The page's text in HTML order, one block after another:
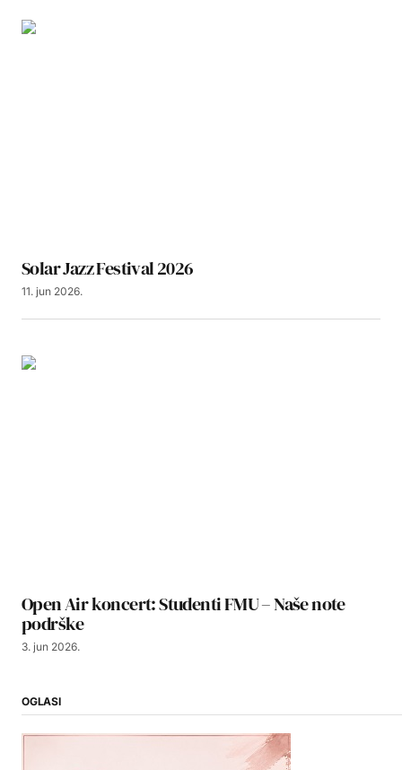
Solar Jazz Festival 2026
11. jun 2026.
Open Air koncert: Studenti FMU – Naše note
podrške
3. jun 2026.
OGLASI